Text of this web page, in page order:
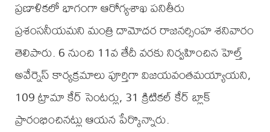
ప్రణాళికలో భాగంగా ఆరోగ్యశాఖ పనితీరు
ప్రశంసనీయమని మంత్రి దామోదర రాజనర్సింహ శనివారం
తెలిపారు. 6 నుంచి 11వ తేదీ వరకు నిర్వహించిన హెల్త్
అవేర్నెస్ కార్యక్రమాలు పూర్తిగా విజయవంతమయ్యాయని,
109 ట్రామా కేర్ సెంటర్లు, 31 క్రిటికల్ కేర్ బ్లాక్
ప్రారంభించినట్లు ఆయన పేర్కొన్నారు.